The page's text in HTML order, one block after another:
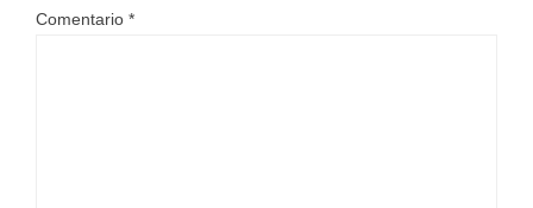
Comentario *